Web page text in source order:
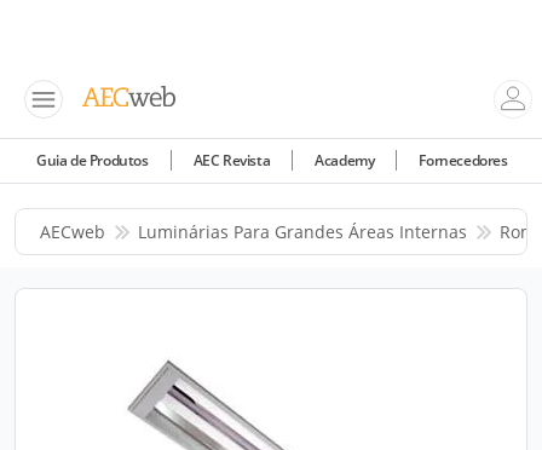
Guia de Produtos AEC Revista Academy Fornecedores
AECweb Luminárias Para Grandes Áreas Internas